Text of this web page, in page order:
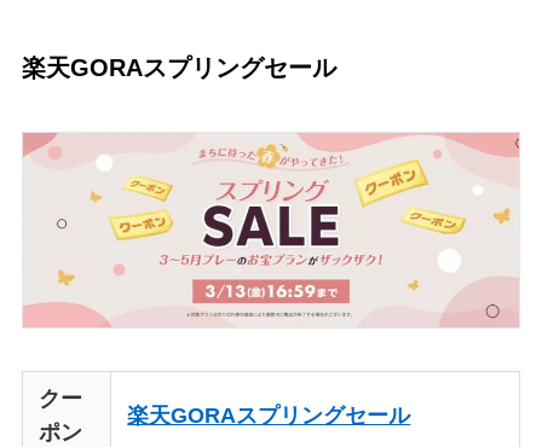
楽天GORAスプリングセール
クー
ポン
楽天GORAスプリングセール